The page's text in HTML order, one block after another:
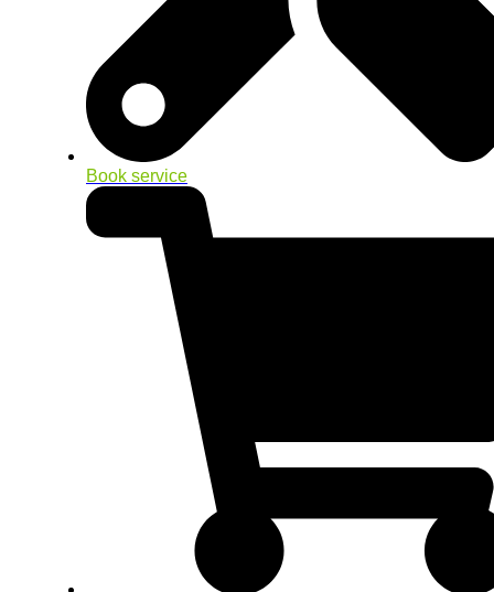
Book service